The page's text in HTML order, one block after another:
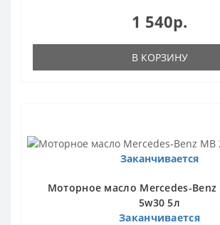
1 540р.
В КОРЗИНУ
Заканчивается
Моторное масло Mercedes-Вenz
5w30 5л
Заканчивается